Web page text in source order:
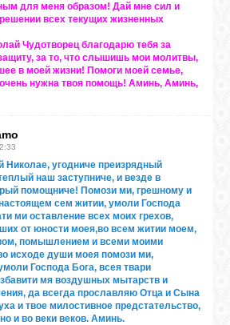
для меня образом! Дай мне сил и
всех текущих жизненных
Чудотворец благодарю тебя за
за то, что слышишь мои молитвы,
в моей жизни! Помоги моей семье,
нужна твоя помощь! Аминь, Аминь,
Николае, угодниче преизрядный
наш заступниче, и везде в
помощниче! Помози ми, грешному и
сем житии, умоли Господа
ми оставление всех моих грехов,
от юности моея,во всем житии моем,
помышлением и всеми моими
исходе души моея помози ми,
Господа Бога, всея твари
мя воздушных мытарств и
да всегда прославляю Отца и Сына
и твое милостивное предстательство,
и во веки веков. Аминь.